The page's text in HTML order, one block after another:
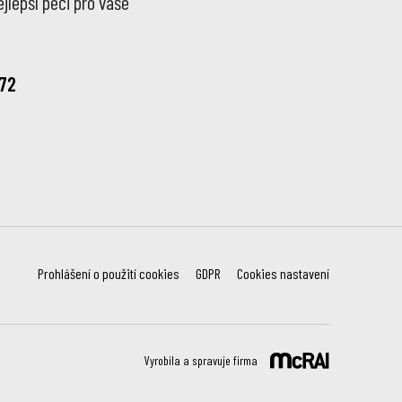
Prohlášení o použití cookies GDPR Cookies nastavení
Vyrobila a spravuje firma